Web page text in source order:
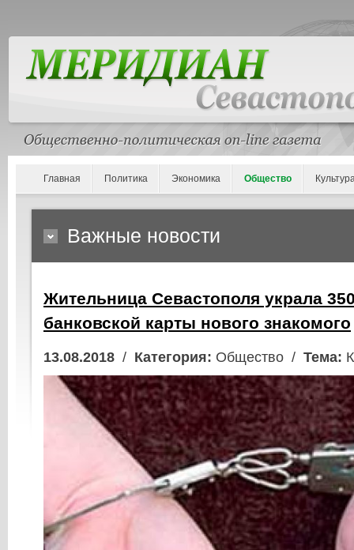
Главная Политика Экономика Общество
Важные новости
Жительница Севастополя украла
банковской карты нового знакомого
13.08.2018 / Категория: Общество / Тема: